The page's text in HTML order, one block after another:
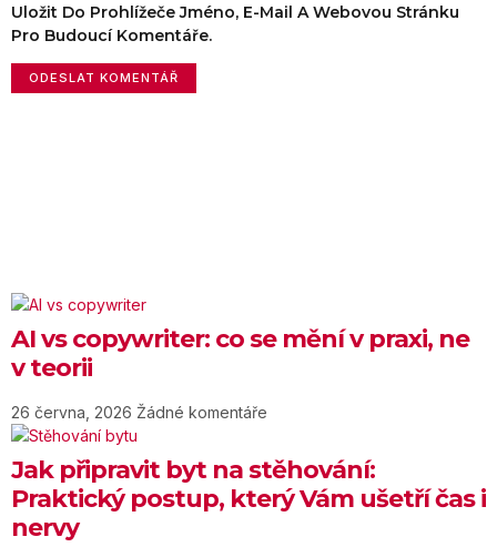
Uložit Do Prohlížeče Jméno, E-Mail A Webovou Stránku
Pro Budoucí Komentáře.
AI vs copywriter: co se mění v praxi, ne
v teorii
26 června, 2026 Žádné komentáře
Jak připravit byt na stěhování:
Praktický postup, který Vám ušetří čas i
nervy